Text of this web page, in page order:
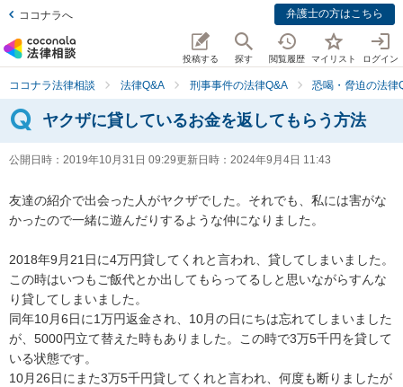
ココナラへ 弁護士の方はこちら
投稿する 探す 閲覧履歴 マイリスト ログイン
ココナラ法律相談 法律Q&A 刑事事件の法律Q&A 恐喝・脅迫の法律
ヤクザに貸しているお金を返してもらう方法
公開日時： 2019年10月31日 09:29更新日時： 2024年9月4日 11:43
友達の紹介で出会った人がヤクザでした。それでも、私には害がな
かったので一緒に遊んだりするような仲になりました。
2018年9月21日に4万円貸してくれと言われ、貸してしまいました。
この時はいつもご飯代とか出してもらってるしと思いながらすんな
り貸してしまいました。
同年10月6日に1万円返金され、10月の日にちは忘れてしまいました
が、5000円立て替えた時もありました。この時で3万5千円を貸して
いる状態です。
10月26日にまた3万5千円貸してくれと言われ、何度も断りましたが